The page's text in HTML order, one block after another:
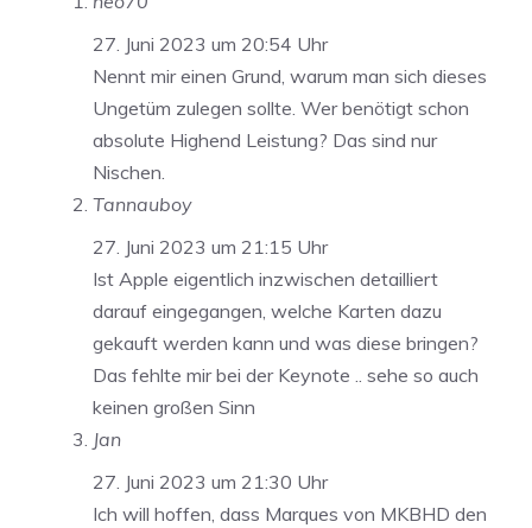
27. Juni 2023 um 20:54 Uhr
Nennt mir einen Grund, warum man sich dieses
Ungetüm zulegen sollte. Wer benötigt schon
absolute Highend Leistung? Das sind nur
Nischen.
Tannauboy
27. Juni 2023 um 21:15 Uhr
Ist Apple eigentlich inzwischen detailliert
darauf eingegangen, welche Karten dazu
gekauft werden kann und was diese bringen?
Das fehlte mir bei der Keynote .. sehe so auch
keinen großen Sinn
Jan
27. Juni 2023 um 21:30 Uhr
Ich will hoffen, dass Marques von MKBHD den